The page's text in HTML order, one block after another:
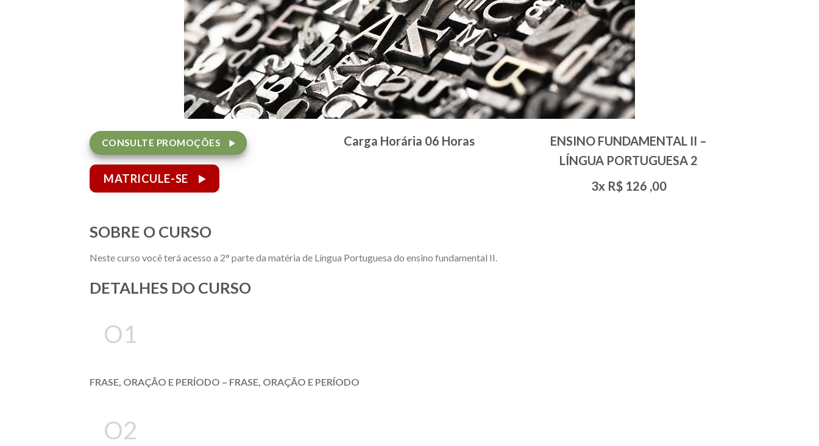
CONSULTE PROMOÇÕES
MATRICULE-SE
Carga Horária 06 Horas
ENSINO FUNDAMENTAL II –
LÍNGUA PORTUGUESA 2
3x R$ 126 ,00
SOBRE O CURSO
Neste curso você terá acesso a 2° parte da matéria de Língua Portuguesa do ensino fundamental II.
DETALHES DO CURSO
O1
FRASE, ORAÇÃO E PERÍODO – FRASE, ORAÇÃO E PERÍODO
O2